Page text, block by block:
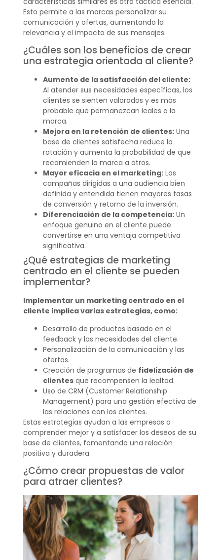
Esto permite a las marcas personalizar su
comunicación y ofertas, aumentando la
relevancia y el impacto de sus mensajes.
¿Cuáles son los beneficios de crear
una estrategia orientada al cliente?
Aumento de la satisfacción del cliente:
Al atender sus necesidades específicas, los
clientes se sienten valorados y es más
probable que permanezcan leales a la
marca.
Mejora en la retención de clientes:Una
base de clientes satisfecha reduce la
rotación y aumenta la probabilidad de que
recomienden la marca a otros.
Mayor eficacia en el marketing:Las
campañas dirigidas a una audiencia bien
definida y entendida tienen mayores tasas
de conversión y retorno de la inversión.
Diferenciación de la competencia:Un
enfoque genuino en el cliente puede
convertirse en una ventaja competitiva
significativa.
¿Qué estrategias de marketing
centrado en el cliente se pueden
implementar?
Implementar un marketing centrado en el
cliente implica varias estrategias, como:
Desarrollo de productos basado en el
feedback y las necesidades del cliente.
Personalización de la comunicación y las
ofertas.
Creación de programas de fidelización de
clientesque recompensen la lealtad.
Uso de CRM (Customer Relationship
Management) para una gestión efectiva de
las relaciones con los clientes.
Estas estrategias ayudan a las empresas a
comprender mejor y a satisfacer los deseos de su
base de clientes, fomentando una relación
positiva y duradera.
¿Cómo crear propuestas de valor
para atraer clientes?